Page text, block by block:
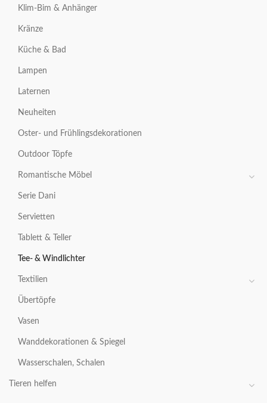
Klim-Bim & Anhänger
Kränze
Küche & Bad
Lampen
Laternen
Neuheiten
Oster- und Frühlingsdekorationen
Outdoor Töpfe
Romantische Möbel
Serie Dani
Servietten
Tablett & Teller
Tee- & Windlichter
Textilien
Übertöpfe
Vasen
Wanddekorationen & Spiegel
Wasserschalen, Schalen
Tieren helfen